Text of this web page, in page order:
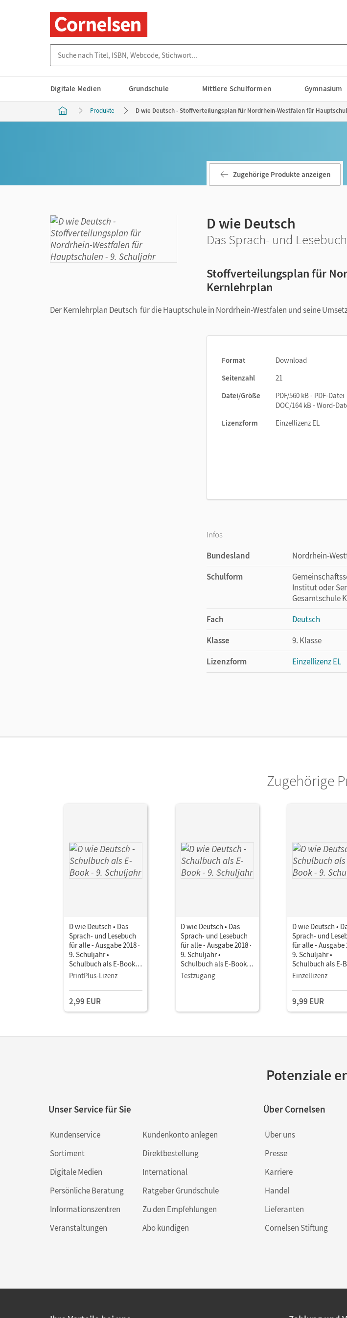
Digitale Medien Grundschule Mittlere Schulformen Gymnasium
Produkte D wie Deutsch - Stoffverteilungsplan für Nordrhein-Westfalen für
Zugehörige Produkte anzeigen
D wie Deutsch
Das Sprach- und
Stoffverteilungsplan für
Kernlehrplan
Der Kernlehrplan Deutsch für die Hauptschule in Nordrhein-Westfalen und seine
Format
Download
Seitenzahl
21
Datei/Größe
PDF/560 kB - PDF-Datei
DOC/164 kB - Word-
Lizenzform
Einzellizenz EL
Infos
Bundesland
Nordrhein-
Schulform
Institut oder
Gesamtschule
Fach
Deutsch
Klasse
9. Klasse
Lizenzform
Einzellizenz EL
Zugehörige
D wie Deutsch • Das
Sprach- und Lesebuch
für alle - Ausgabe 2018 ·
9. Schuljahr •
Schulbuch als E-Book
Mit Medien
PrintPlus-Lizenz
2,99 EUR
D wie Deutsch • Das
Sprach- und Lesebuch
für alle - Ausgabe 2018 ·
9. Schuljahr •
Schulbuch als E-Book
Mit Medien
Testzugang
D wie Deutsch •
Sprach- und
für alle - Ausgabe
9. Schuljahr •
Schulbuch als E-
Mit Medien
Einzellizenz
9,99 EUR
Potenziale
Unser Service für Sie
Kundenservice
Sortiment
Digitale Medien
Persönliche Beratung
Informationszentren
Veranstaltungen
Kundenkonto anlegen
Direktbestellung
International
Ratgeber Grundschule
Zu den Empfehlungen
Abo kündigen
Über Cornelsen
Über uns
Presse
Karriere
Handel
Lieferanten
Cornelsen Stiftung